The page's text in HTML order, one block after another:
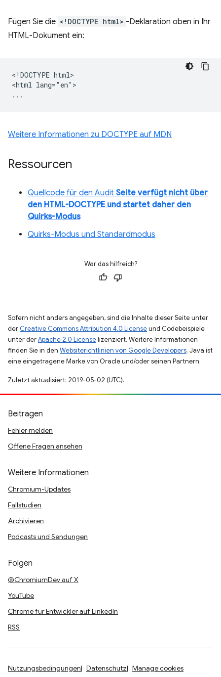
Fügen Sie die <!DOCTYPE html> -Deklaration oben in Ihr
HTML-Dokument ein:
<!DOCTYPE html>
<html lang="en">
Weitere Informationen zu DOCTYPE auf MDN
Ressourcen
Quellcode für den Audit Seite verfügt nicht über
den HTML-DOCTYPE und startet daher den
Quirks-Modus
Quirks-Modus und Standardmodus
War das hilfreich?
Sofern nicht anders angegeben, sind die Inhalte dieser Seite unter
der Creative Commons Attribution 4.0 Licenseund Codebeispiele
unter derApache 2.0 Licenselizenziert. Weitere Informationen
finden Sie in den Websiterichtlinien von Google Developers. Java ist
eine eingetragene Marke von Oracle und/oder seinen Partnern.
Zuletzt aktualisiert: 2019-05-02 (UTC).
Beitragen
Fehler melden
Offene Fragen ansehen
Weitere Informationen
Chromium-Updates
Fallstudien
Archivieren
Podcasts und Sendungen
Folgen
@ChromiumDev auf X
YouTube
Chrome für Entwickler auf LinkedIn
RSS
Nutzungsbedingungen Datenschutz Manage cookies